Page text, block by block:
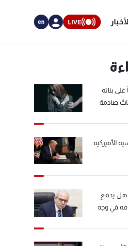
LIVE
en
بناته
صادمة
الأميركية
هل يدفع
في وجه